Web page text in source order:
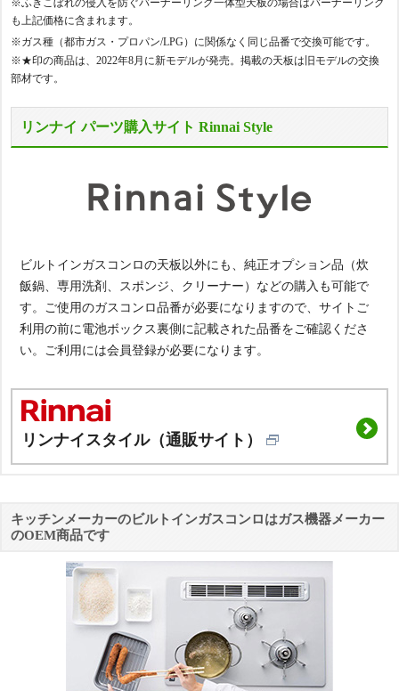
※ふきこぼれの侵入を防ぐバーナーリング一体型天板の場合はバーナーリング
も上記価格に含まれます。
※ガス種（都市ガス・プロパン/LPG）に関係なく同じ品番で交換可能です。
※★印の商品は、2022年8月に新モデルが発売。掲載の天板は旧モデルの交換
部材です。
リンナイ パーツ購入サイト Rinnai Style
ビルトインガスコンロの天板以外にも、純正オプション品（炊
飯鍋、専用洗剤、スポンジ、クリーナー）などの購入も可能で
す。ご使用のガスコンロ品番が必要になりますので、サイトご
利用の前に電池ボックス裏側に記載された品番をご確認くださ
い。ご利用には会員登録が必要になります。
リンナイスタイル（通販サイト）
ノーリツガスコンロ天板を交換する場合はメーカーメンテナンス、
パロマガスコンロ天板はメーカーメンテナンス、または販売店経由
キッチンメーカーのビルトインガスコンロはガス機器メーカー
のOEM商品です